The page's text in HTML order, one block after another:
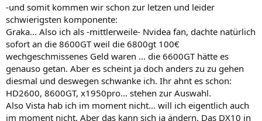
-und somit kommen wir schon zur letzen und leider
schwierigsten komponente:
Graka... Also ich als -mittlerweile- Nvidea fan, dachte natürlich
sofort an die 8600GT weil die 6800gt 100€
wechgeschmissenes Geld waren ... die 6600GT hätte es
genauso getan. Aber es scheint ja doch anders zu zu gehen
diesmal und deswegen schwanke ich. Ihr ahnt es schon:
HD2600, 8600GT, x1950pro... stehen zur Auswahl.
Also Vista hab ich im moment nicht... will ich eigentlich auch
im moment nicht. Aber das kann sich ja ändern. Das DX10 in